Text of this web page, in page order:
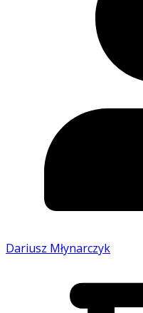
Dariusz Młynarczyk